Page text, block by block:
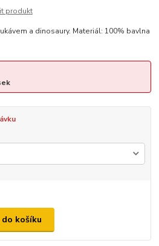
produkt
a dinosaury. Materiál: 100% bavlna
košíku